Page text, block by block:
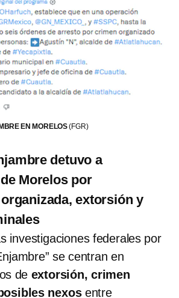
EN MORELOS(FGR)
detuvo a
Morelos por
extorsión y
investigaciones federales por
se centran en
de extorsión, crimen
nexos entre